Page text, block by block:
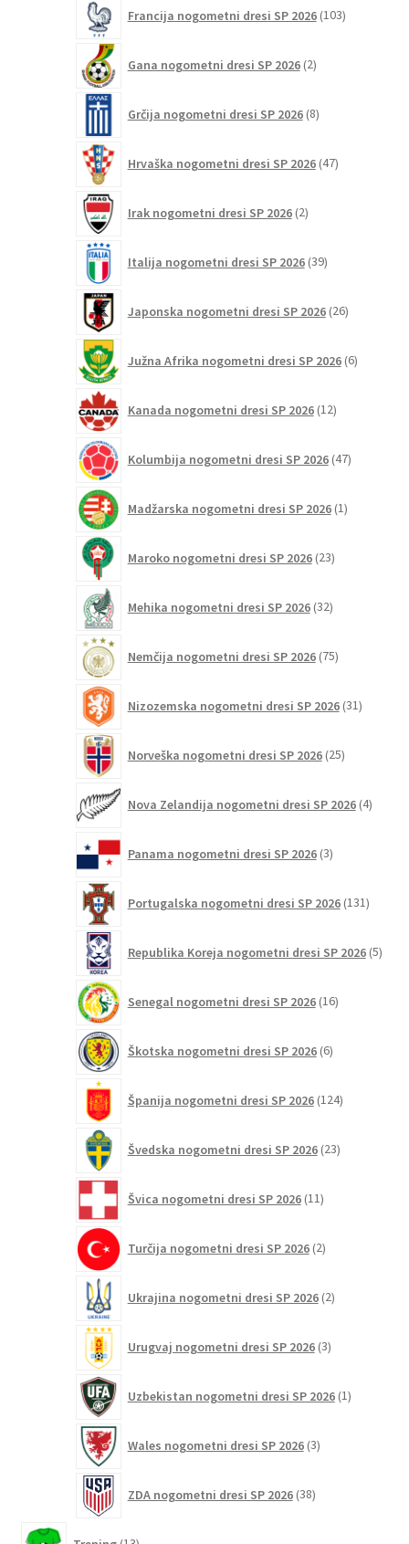
Francija nogometni dresi SP 2026 103izdelki
Gana nogometni dresi SP 2026 2izdelka
Grčija nogometni dresi SP 2026 8izdelkov
Hrvaška nogometni dresi SP 2026 47izdelkov
Irak nogometni dresi SP 2026 2izdelka
Italija nogometni dresi SP 2026 39izdelkov
Japonska nogometni dresi SP 2026 26izdelkov
Južna Afrika nogometni dresi SP 2026 6izdelkov
Kanada nogometni dresi SP 2026 12izdelkov
Kolumbija nogometni dresi SP 2026 47izdelkov
Madžarska nogometni dresi SP 2026 1izdelek
Maroko nogometni dresi SP 2026 23izdelkov
Mehika nogometni dresi SP 2026 32izdelkov
Nemčija nogometni dresi SP 2026 75izdelkov
Nizozemska nogometni dresi SP 2026 31izdelkov
Norveška nogometni dresi SP 2026 25izdelkov
Nova Zelandija nogometni dresi SP 2026 4izdelki
Panama nogometni dresi SP 2026 3izdelki
Portugalska nogometni dresi SP 2026 131
Republika Koreja nogometni dresi SP 2026 5
Senegal nogometni dresi SP 2026 16izdelkov
Škotska nogometni dresi SP 2026 6izdelkov
Španija nogometni dresi SP 2026 124izdelkov
Švedska nogometni dresi SP 2026 23izdelkov
Švica nogometni dresi SP 2026 11izdelkov
Turčija nogometni dresi SP 2026 2izdelka
Ukrajina nogometni dresi SP 2026 2izdelka
Urugvaj nogometni dresi SP 2026 3izdelki
Uzbekistan nogometni dresi SP 2026 1izdelek
Wales nogometni dresi SP 2026 3izdelki
ZDA nogometni dresi SP 2026 38izdelkov